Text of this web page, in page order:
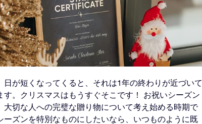
日が短くなってくると、それは1年の終わりが近づいて
す。クリスマスはもうすぐそこです！ お祝いシーズン
大切な人への完璧な贈り物について考え始める時期で
ーズンを特別なものにしたいなら、いつものように既